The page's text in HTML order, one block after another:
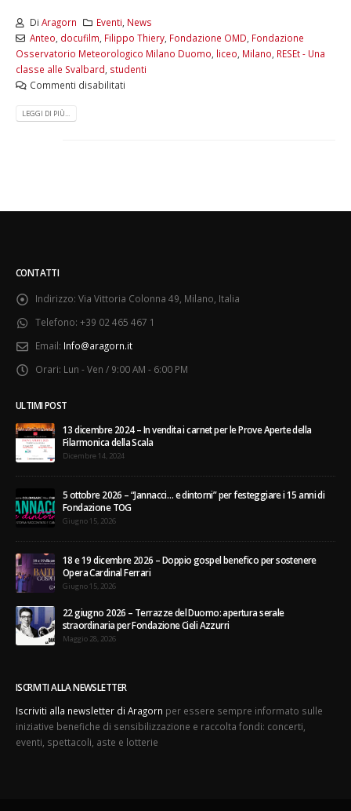
Di Aragorn Eventi News
Anteo docufilm Filippo Thiery, Fondazione OMD Fondazione
Osservatorio Meteorologico Milano Duomo liceo Milano RESEt - Una
classe alle Svalbard studenti
Commenti disabilitati
LEGGI DI PIÙ...
CONTATTI
Indirizzo: Via Vittoria Colonna 49, Milano, Italia
Telefono: +39 02 465 467 1
Email: Info@aragorn.it
Orari: Lun - Ven / 9:00 AM - 6:00 PM
ULTIMI POST
13 dicembre 2024 – In vendita i carnet per le Prove Aperte della
Filarmonica della Scala
Dicembre 14, 2024
5 ottobre 2026 – “Jannacci… e dintorni” per festeggiare i 15 anni di
Fondazione TOG
Giugno 15, 2026
18 e 19 dicembre 2026 – Doppio gospel benefico per sostenere
Opera Cardinal Ferrari
Giugno 15, 2026
22 giugno 2026 – Terrazze del Duomo: apertura serale
straordinaria per Fondazione Cieli Azzurri
Maggio 28, 2026
ISCRIVITI ALLA NEWSLETTER
Iscriviti alla newsletter di Aragorn per essere sempre informato sulle
iniziative benefiche di sensibilizzazione e raccolta fondi: concerti,
eventi, spettacoli, aste e lotterie